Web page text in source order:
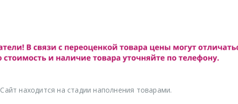
Сайт находится на стадии наполнения товарами.